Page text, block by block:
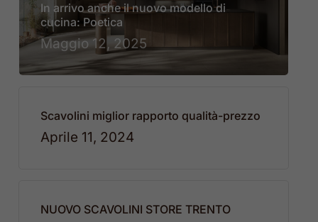
In arrivo anche il nuovo modello di
cucina: Poetica
Maggio 12, 2025
Scavolini miglior rapporto qualità-prezzo
Aprile 11, 2024
NUOVO SCAVOLINI STORE TRENTO